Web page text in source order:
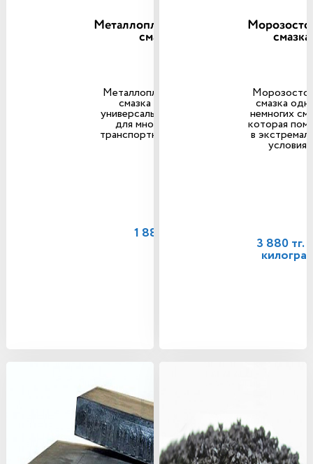
Металлоплакирующая
смазка
Металлоплакирующая
смазка является
универсальной смазкой
для многих видов
транспортных средств.
1 880 тг.
смазка
смазка
немногих
которая
в
3 880 тг.